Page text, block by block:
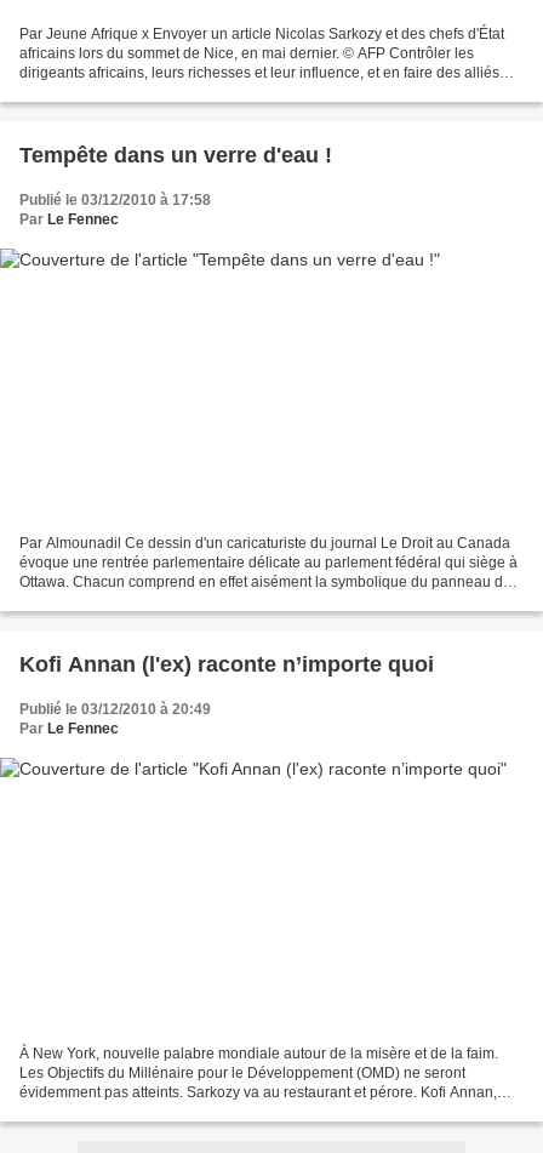
Par Jeune Afrique x Envoyer un article Nicolas Sarkozy et des chefs d'État
africains lors du sommet de Nice, en mai dernier. © AFP Contrôler les
dirigeants africains, leurs richesses et leur influence, et en faire des alliés
Tempête dans un verre d'eau !
Publié le 03/12/2010 à 17:58
Par Le Fennec
Par Almounadil Ce dessin d'un caricaturiste du journal Le Droit au Canada
évoque une rentrée parlementaire délicate au parlement fédéral qui siège à
Ottawa. Chacun comprend en effet aisément la symbolique du panneau de
Kofi Annan (l'ex) raconte n’importe quoi
Publié le 03/12/2010 à 20:49
Par Le Fennec
À New York, nouvelle palabre mondiale autour de la misère et de la faim.
Les Objectifs du Millénaire pour le Développement (OMD) ne seront
évidemment pas atteints. Sarkozy va au restaurant et pérore. Kofi Annan,